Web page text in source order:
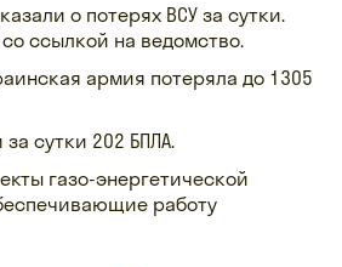
о потерях ВСУ за сутки.
ссылкой на ведомство.
армия потеряла до 1305
сутки 202 БПЛА.
газо-энергетической
работу